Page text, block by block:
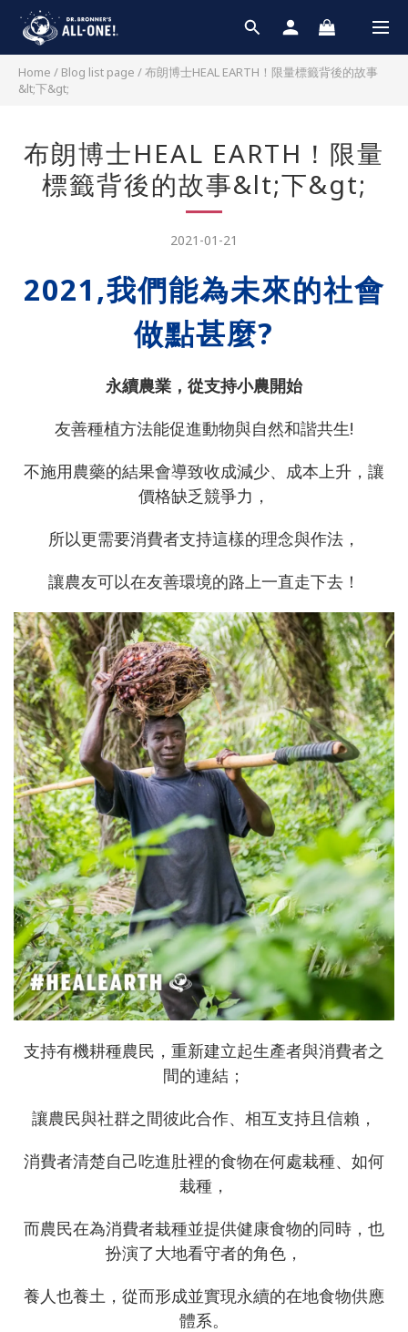
Home / Blog list page /布朗博士HEAL EARTH！限量標籤背後的故事
&lt;下&gt;
布朗博士HEAL EARTH！限量
標籤背後的故事&lt;下&gt;
2021-01-21
2021,我們能為未來的社會
做點甚麼?
永續農業，從支持小農開始
友善種植方法能促進動物與自然和諧共生!
不施用農藥的結果會導致收成減少、成本上升，讓
價格缺乏競爭力，
所以更需要消費者支持這樣的理念與作法，
讓農友可以在友善環境的路上一直走下去！
支持有機耕種農民，重新建立起生產者與消費者之
間的連結；
讓農民與社群之間彼此合作、相互支持且信賴，
消費者清楚自己吃進肚裡的食物在何處栽種、如何
栽種，
而農民在為消費者栽種並提供健康食物的同時，也
扮演了大地看守者的角色，
養人也養土，從而形成並實現永續的在地食物供應
體系。